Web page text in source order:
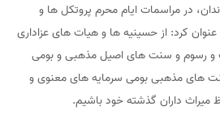
در مراسمات ایام محرم پروتکل ها و
کرد: از حسینیه ها و هیات های عزاداری
و رسوم و سنت های اصیل مذهبی و بومی
های مذهبی بومی سرمایه های معنوی و
میراث داران گذشته خود باشیم.